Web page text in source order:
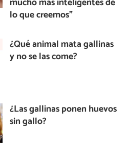
lo que creemos”
¿Qué animal mata gallinas
y no se las come?
¿Las gallinas ponen huevos
sin gallo?